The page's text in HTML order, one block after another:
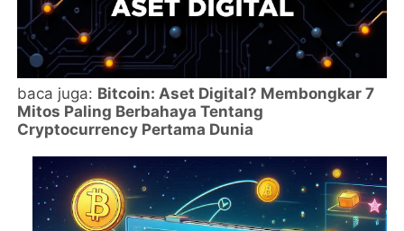
baca juga: Bitcoin: Aset Digital? Membongkar 7
Mitos Paling Berbahaya Tentang
Cryptocurrency Pertama Dunia